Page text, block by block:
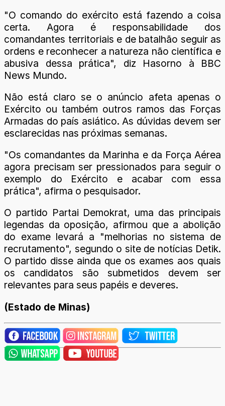
"O comando do exército está fazendo a coisa
certa. Agora é responsabilidade dos
comandantes territoriais e de batalhão seguir as
ordens e reconhecer a natureza não científica e
abusiva dessa prática", diz Hasorno à BBC
News Mundo.
Não está claro se o anúncio afeta apenas o
Exército ou também outros ramos das Forças
Armadas do país asiático. As dúvidas devem ser
esclarecidas nas próximas semanas.
"Os comandantes da Marinha e da Força Aérea
agora precisam ser pressionados para seguir o
exemplo do Exército e acabar com essa
prática", afirma o pesquisador.
O partido Partai Demokrat, uma das principais
legendas da oposição, afirmou que a abolição
do exame levará a "melhorias no sistema de
recrutamento", segundo o site de notícias Detik.
O partido disse ainda que os exames aos quais
os candidatos são submetidos devem ser
relevantes para seus papéis e deveres.
(Estado de Minas)